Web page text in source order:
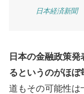
日本経済新聞
日本の金融政策
るというのがほぼ
道もその可能性は